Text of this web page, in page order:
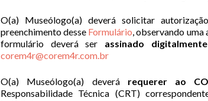
O(a) Museólogo(a) deverá solicitar
preenchimento desse Formulário, observando uma
formulário deverá ser assinado
corem4r@corem4r.com.br
O(a) Museólogo(a) deverárequerer ao
Responsabilidade Técnica (CRT)